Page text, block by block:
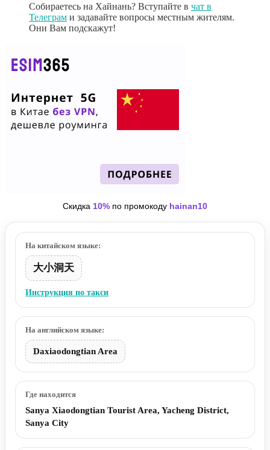
Собираетесь на Хайнань? Вступайте в чат в
Телеграм и задавайте вопросы местным жителям.
Они Вам подскажут!
Скидка 10% по промокоду hainan10
На китайском языке:
大小洞天
Инструкция по такси
На английском языке:
Daxiaodongtian Area
Где находится
Sanya Xiaodongtian Tourist Area, Yacheng District,
Sanya City